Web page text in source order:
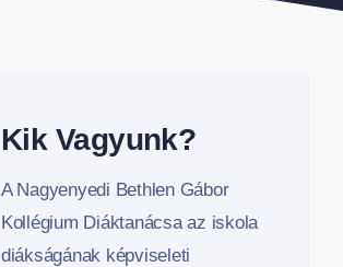
Kik Vagyunk?
A Nagyenyedi Bethlen Gábor
Kollégium Diáktanácsa az iskola
diákságának képviseleti